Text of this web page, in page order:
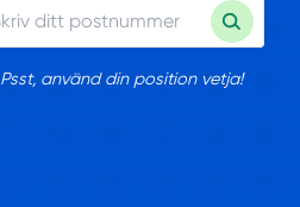
Psst, använd din position vetja!